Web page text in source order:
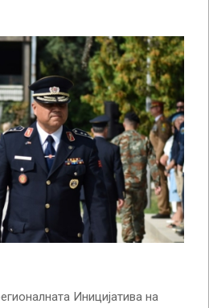
Иницијатива на